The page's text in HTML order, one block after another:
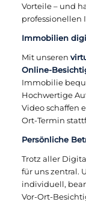
Vorteile – und
Immobilien
Mit unseren
Online-
Immobilie
Hochwertige
Video schaffen
Ort-Termin
Persönliche
Trotz aller
für uns zentral.
individuell,
Vor-Ort-